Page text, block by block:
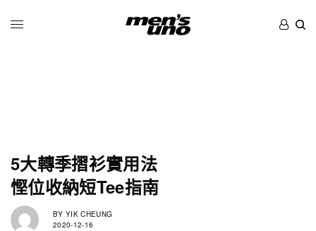
5大轉季摺衫實用法
慳位收納短Tee指南
BY YIK CHEUNG
2020-12-16